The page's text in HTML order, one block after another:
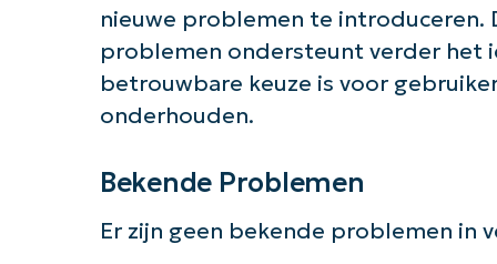
nieuwe problemen te introduceren.
problemen ondersteunt verder het
betrouwbare keuze is voor
onderhouden.
Bekende Problemen
Er zijn geen bekende problemen in